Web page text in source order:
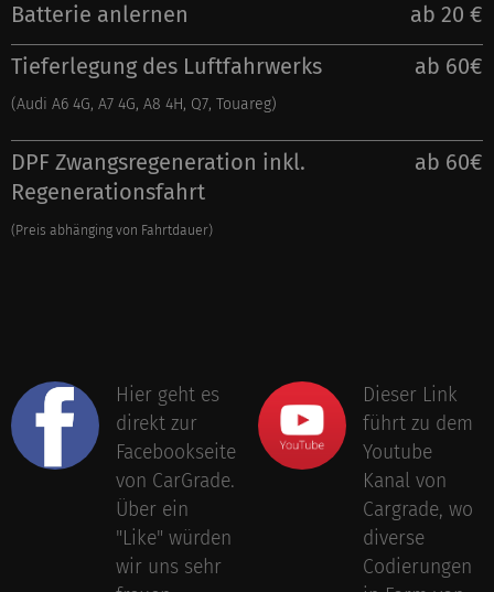
Batterie anlernen
ab 20 €
Tieferlegung des Luftfahrwerks
(Audi A6 4G, A7 4G, A8 4H, Q7, Touareg)
ab 60€
DPF Zwangsregeneration inkl.
Regenerationsfahrt
(Preis abhänging von Fahrtdauer)
ab 60€
Hier geht es
direkt zur
Facebookseite
von CarGrade.
Über ein
"Like" würden
wir uns sehr
Dieser Link
führt zu dem
Youtube
Kanal von
Cargrade, wo
diverse
Codierungen